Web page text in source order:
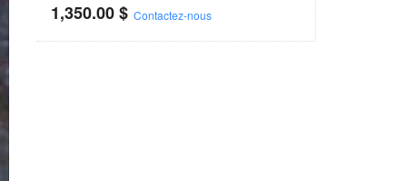
1,350.00$ Contactez-nous